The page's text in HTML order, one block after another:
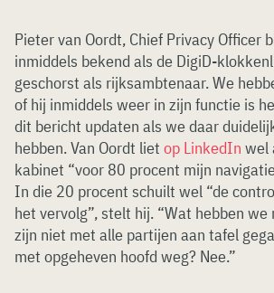
Pieter van Oordt, Chief Privacy Officer
inmiddels bekend als de DigiD-
geschorst als rijksambtenaar. We
of hij inmiddels weer in zijn functie is
dit bericht updaten als we daar
hebben. Van Oordt liet op LinkedIn wel
kabinet “voor 80 procent mijn
In die 20 procent schuilt wel “de
het vervolg”, stelt hij. “Wat hebben we
zijn niet met alle partijen aan tafel
met opgeheven hoofd weg? Nee.”